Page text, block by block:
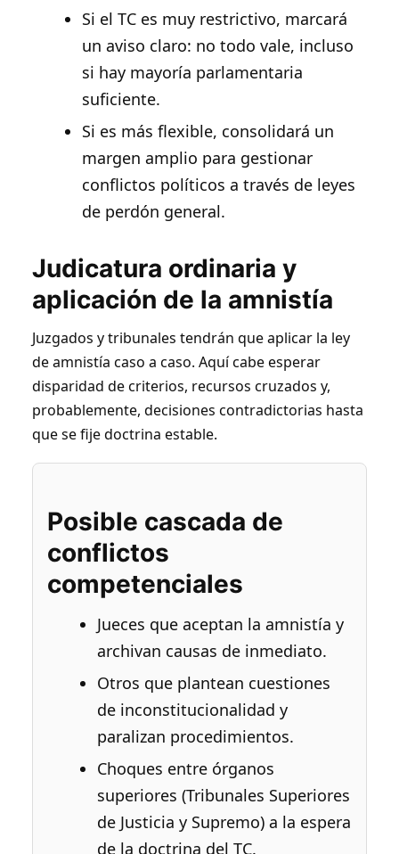
Si el TC es muy restrictivo, marcará
un aviso claro: no todo vale, incluso
si hay mayoría parlamentaria
suficiente.
Si es más flexible, consolidará un
margen amplio para gestionar
conflictos políticos a través de leyes
de perdón general.
Judicatura ordinaria y
aplicación de la amnistía
Juzgados y tribunales tendrán que aplicar la ley
de amnistía caso a caso. Aquí cabe esperar
disparidad de criterios, recursos cruzados y,
probablemente, decisiones contradictorias hasta
que se fije doctrina estable.
Posible cascada de
conflictos
competenciales
Jueces que aceptan la amnistía y
archivan causas de inmediato.
Otros que plantean cuestiones
de inconstitucionalidad y
paralizan procedimientos.
Choques entre órganos
superiores (Tribunales Superiores
de Justicia y Supremo) a la espera
de la doctrina del TC.